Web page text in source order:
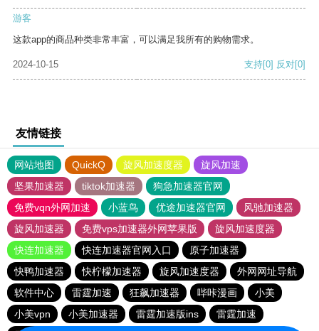
游客
这款app的商品种类非常丰富，可以满足我所有的购物需求。
2024-10-15 支持[0] 反对[0]
友情链接
网站地图 QuickQ 旋风加速度器
旋风加速
坚果加速器
tiktok加速器
狗急加速器官网
免费vqn外网加速
小蓝鸟 优途加速器官网
风驰加速器
旋风加速器
免费vps加速器外网苹果版
旋风加速度器
快连加速器
快连加速器官网入口
原子加速器
快鸭加速器
快柠檬加速器 旋风加速度器
外网网址导航
软件中心
雷霆加速 狂飙加速器 哔咔漫画
小美
小美vpn
小美加速器 雷霆加速版ins
雷霆加速